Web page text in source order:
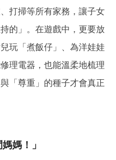
打掃等所有家務，讓子女
的」。在遊戲中，更要放
玩「煮飯仔」、為洋娃娃
理電器，也能溫柔地梳理
「尊重」的種子才會真正
媽！」